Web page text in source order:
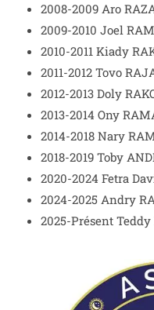
2008-2009 Aro
2009-2010 Joel
2010-2011 Kiady
2011-2012 Tovo
2012-2013 Doly
2013-2014 Ony
2014-2018 Nary
2018-2019 Toby
2020-2024 Fetra
2024-2025 Andry
2025-Présent Teddy